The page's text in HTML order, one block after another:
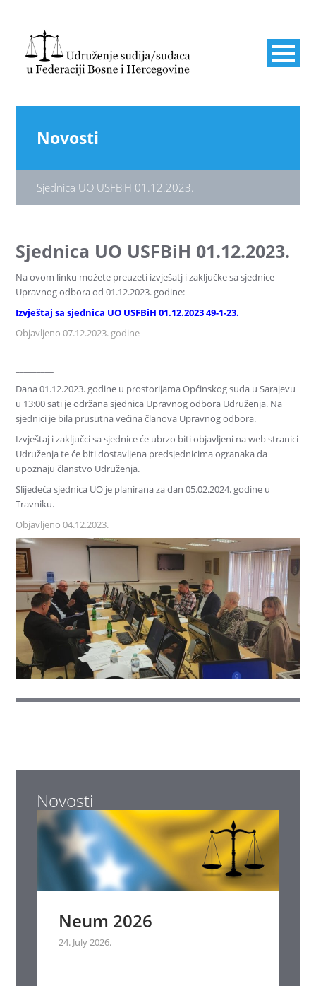
Novosti
Sjednica UO USFBiH 01.12.2023.
Sjednica UO USFBiH 01.12.2023.
Na ovom linku možete preuzeti izvješatj i zaključke sa sjednice
Upravnog odbora od 01.12.2023. godine:
Izvještaj sa sjednica UO USFBiH 01.12.2023 49-1-23.
Objavljeno 07.12.2023. godine
Dana 01.12.2023. godine u prostorijama Općinskog suda u Sarajevu
u 13:00 sati je održana sjednica Upravnog odbora Udruženja. Na
sjednici je bila prusutna većina članova Upravnog odbora.
Izvještaj i zaključci sa sjednice će ubrzo biti objavljeni na web stranici
Udruženja te će biti dostavljena predsjednicima ogranaka da
upoznaju članstvo Udruženja.
Slijedeća sjednica UO je planirana za dan 05.02.2024. godine u
Travniku.
Objavljeno 04.12.2023.
Novosti
Neum 2026
24. July 2026.